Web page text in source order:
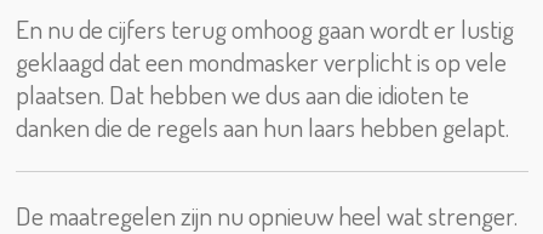
En nu de cijfers terug omhoog gaan wordt er lustig
geklaagd dat een mondmasker verplicht is op vele
plaatsen. Dat hebben we dus aan die idioten te
danken die de regels aan hun laars hebben gelapt.
De maatregelen zijn nu opnieuw heel wat strenger.